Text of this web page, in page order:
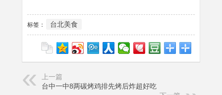
标签： 台北美食
上一篇
台中一中8两碳烤鸡排先烤后炸超好吃